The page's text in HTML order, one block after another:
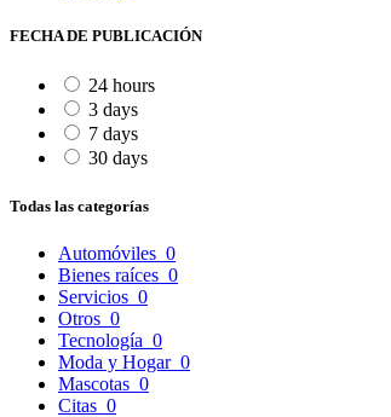
FECHA DE PUBLICACIÓN
24 hours
3 days
7 days
30 days
Todas las categorías
Automóviles 0
Bienes raíces 0
Servicios 0
Otros 0
Tecnología 0
Moda y Hogar 0
Mascotas 0
Citas 0